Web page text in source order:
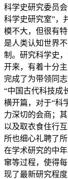
科学史研究委员
科学史研究室”，
模不大，但很有
是人类认知世界
制。研究科学史
开来，有着十分
完成了为带领同
“中国古代科技成
横开篇，对于“科
力深切的会商；
以及取衣食住行
所也细心礼聘了
在学术研究的中
窜等过程，使得
现了最新研究程